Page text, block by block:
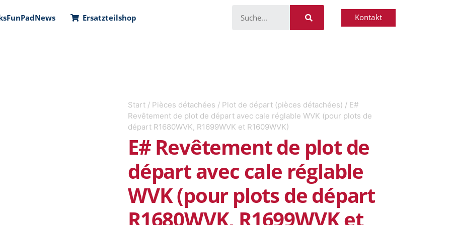
FunPadNews Ersatzteilshop Kontakt
Start / Pièces détachées / Plot de départ (pièces détachées) / E#
Revêtement de plot de départ avec cale réglable WVK (pour plots de
départ R1680WVK, R1699WVK et R1609WVK)
E# Revêtement de plot de
départ avec cale réglable
WVK (pour plots de départ
R1680WVK, R1699WVK et